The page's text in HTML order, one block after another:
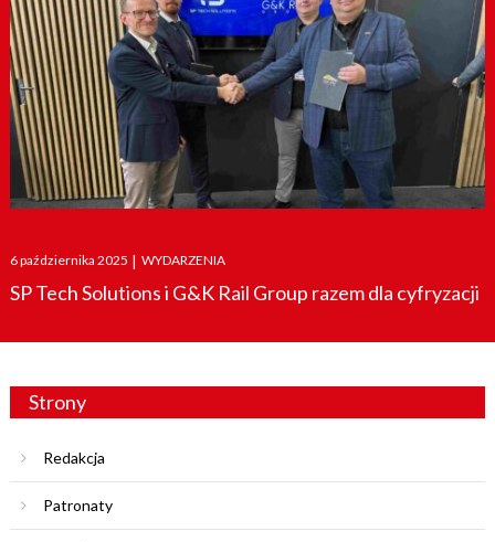
Posted
on
6 października 2025 | WYDARZENIA
SP Tech Solutions i G&K Rail Group razem dla cyfryzacji
Strony
Redakcja
Patronaty